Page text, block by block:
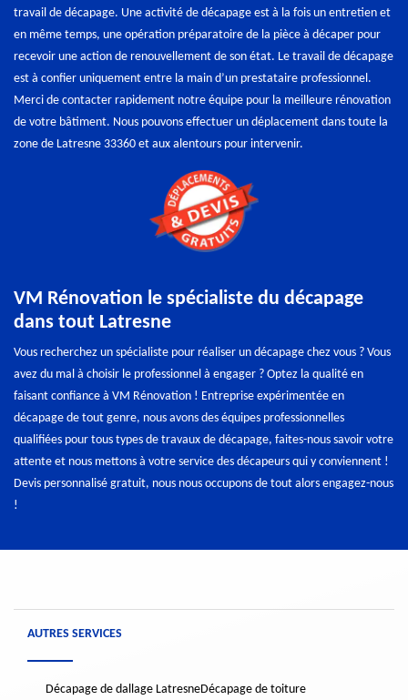
travail de décapage. Une activité de décapage est à la fois un entretien et
en même temps, une opération préparatoire de la pièce à décaper pour
recevoir une action de renouvellement de son état. Le travail de décapage
est à confier uniquement entre la main d’un prestataire professionnel.
Merci de contacter rapidement notre équipe pour la meilleure rénovation
de votre bâtiment. Nous pouvons effectuer un déplacement dans toute la
zone de Latresne 33360 et aux alentours pour intervenir.
VM Rénovation le spécialiste du décapage
dans tout Latresne
Vous recherchez un spécialiste pour réaliser un décapage chez vous ? Vous
avez du mal à choisir le professionnel à engager ? Optez la qualité en
faisant confiance à VM Rénovation ! Entreprise expérimentée en
décapage de tout genre, nous avons des équipes professionnelles
qualifiées pour tous types de travaux de décapage, faites-nous savoir votre
attente et nous mettons à votre service des décapeurs qui y conviennent !
Devis personnalisé gratuit, nous nous occupons de tout alors engagez-nous
!
AUTRES SERVICES
Décapage de dallage LatresneDécapage de toiture